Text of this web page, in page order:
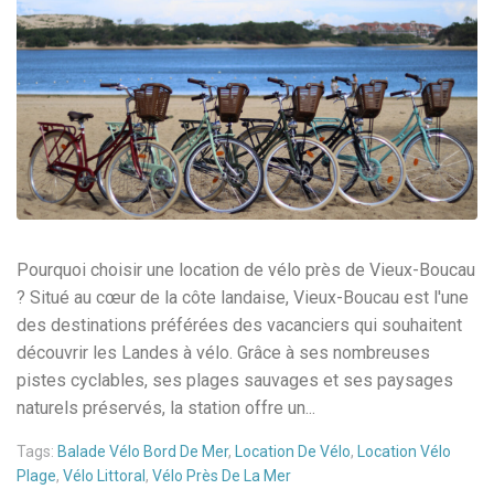
Pourquoi choisir une location de vélo près de Vieux-Boucau
? Situé au cœur de la côte landaise, Vieux-Boucau est l'une
des destinations préférées des vacanciers qui souhaitent
découvrir les Landes à vélo. Grâce à ses nombreuses
pistes cyclables, ses plages sauvages et ses paysages
naturels préservés, la station offre un...
Tags: Balade Vélo Bord De Mer, Location De Vélo, Location Vélo
Plage, Vélo Littoral, Vélo Près De La Mer